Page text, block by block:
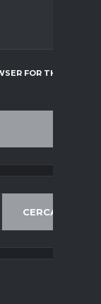
FOR THE
CERCA